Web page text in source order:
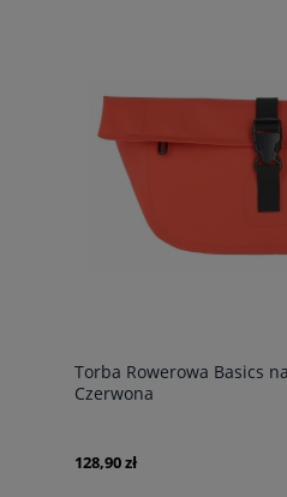
Torba Rowerowa Basics
Czerwona
128,90 zł